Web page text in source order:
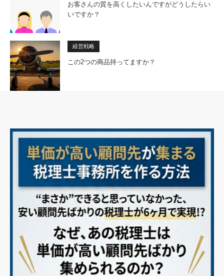
お客さんの質を高くしたいんですがどうしたらい
いですか？
経営戦略
この2つの商品持ってますか？